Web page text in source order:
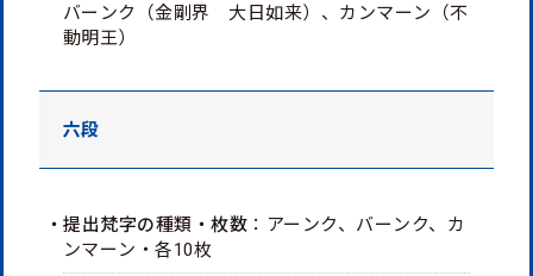
バーンク（金剛界 大日如来）、カンマーン（不
動明王）
六段
・提出梵字の種類・枚数 ：アーンク、バーンク、カ
ンマーン・各10枚